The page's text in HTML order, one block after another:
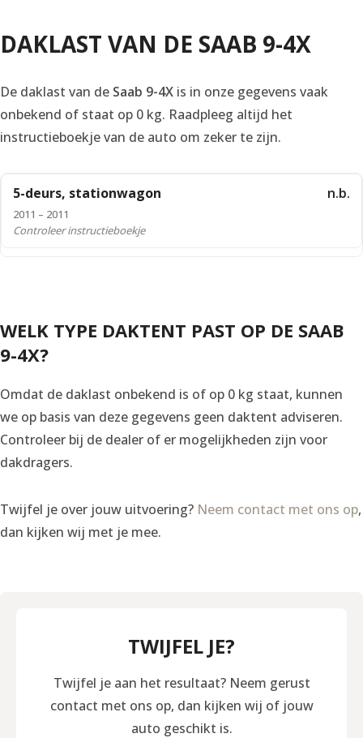
DAKLAST VAN DE SAAB 9-4X
De daklast van de Saab 9-4X is in onze gegevens vaak
onbekend of staat op 0 kg. Raadpleeg altijd het
instructieboekje van de auto om zeker te zijn.
5-deurs, stationwagon
2011 – 2011
n.b.
Controleer instructieboekje
WELK TYPE DAKTENT PAST OP DE SAAB
9-4X?
Omdat de daklast onbekend is of op 0 kg staat, kunnen
we op basis van deze gegevens geen daktent adviseren.
Controleer bij de dealer of er mogelijkheden zijn voor
dakdragers.
Twijfel je over jouw uitvoering? Neem contact met ons op,
dan kijken wij met je mee.
TWIJFEL JE?
Twijfel je aan het resultaat? Neem gerust
contact met ons op, dan kijken wij of jouw
auto geschikt is.